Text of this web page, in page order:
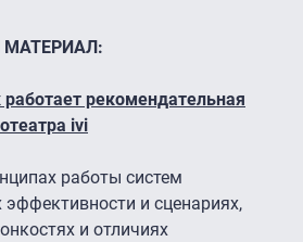
рекомендательная
ivi
работы систем
и сценариях,
и отличиях